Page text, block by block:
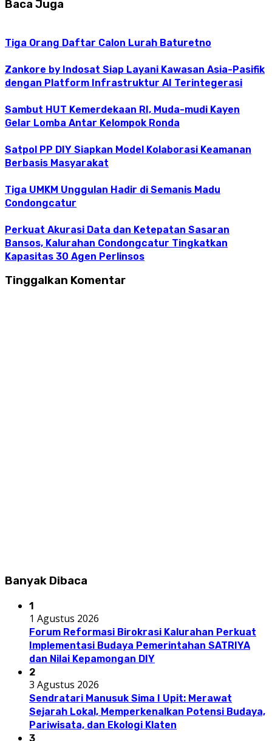
Baca Juga
Tiga Orang Daftar Calon Lurah Baturetno
Zankore by Indosat Siap Layani Kawasan Asia-Pasifik
dengan Platform Infrastruktur AI Terintegerasi
Sambut HUT Kemerdekaan RI, Muda-mudi Kayen
Gelar Lomba Antar Kelompok Ronda
Satpol PP DIY Siapkan Model Kolaborasi Keamanan
Berbasis Masyarakat
Tiga UMKM Unggulan Hadir di Semanis Madu
Condongcatur
Perkuat Akurasi Data dan Ketepatan Sasaran
Bansos, Kalurahan Condongcatur Tingkatkan
Kapasitas 30 Agen Perlinsos
Tinggalkan Komentar
Banyak Dibaca
1
1 Agustus 2026
Forum Reformasi Birokrasi Kalurahan Perkuat
Implementasi Budaya Pemerintahan SATRIYA
dan Nilai Kepamongan DIY
2
3 Agustus 2026
Sendratari Manusuk Sima I Upit: Merawat
Sejarah Lokal, Memperkenalkan Potensi Budaya,
Pariwisata, dan Ekologi Klaten
3